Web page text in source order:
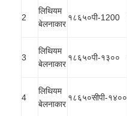
2
लिथियम
बेलनाकार
१८६५०पी-1200
3
लिथियम
बेलनाकार
१८६५०पी-१३००
4
लिथियम
बेलनाकार
१८६५०सीपी-१४००